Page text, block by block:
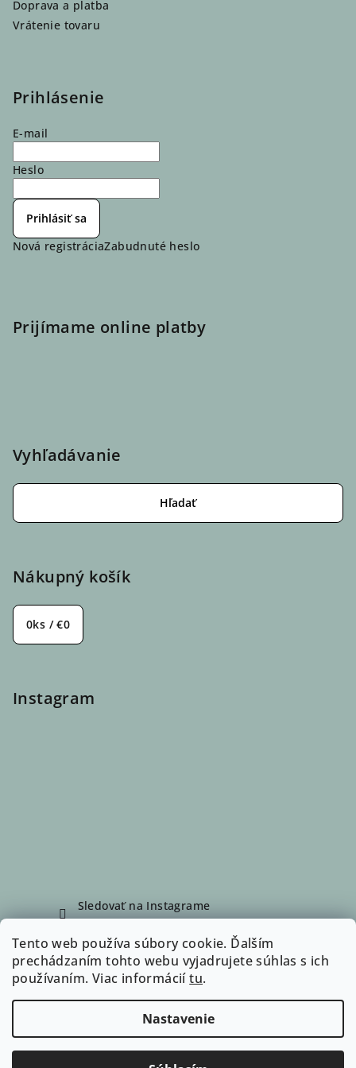
Tento web používa súbory cookie. Ďalším
prechádzaním tohto webu vyjadrujete súhlas s ich
používaním. Viac informáciítu.
Nastavenie
Doprava a platba
Vrátenie tovaru
Prihlásenie
E-mail
Heslo
Prihlásiť sa
Nová registráciaZabudnuté heslo
Prijímame online platby
Vyhľadávanie
Hľadať
Nákupný košík
0ks /€0
Instagram
Sledovať na Instagrame
Facebook
Copyright 2026WalkingDog. Všetky práva vyhradené.
Upraviť nastavenie cookies